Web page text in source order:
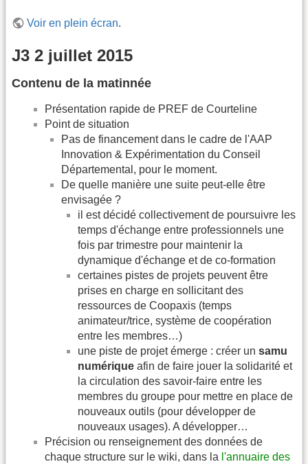
Voir en plein écran.
J3 2 juillet 2015
Contenu de la matinnée
Présentation rapide de PREF de Courteline
Point de situation
Pas de financement dans le cadre de l'AAP
Innovation & Expérimentation du Conseil
Départemental, pour le moment.
De quelle manière une suite peut-elle être
envisagée ?
il est décidé collectivement de poursuivre les
temps d'échange entre professionnels une
fois par trimestre pour maintenir la
dynamique d'échange et de co-formation
certaines pistes de projets peuvent être
prises en charge en sollicitant des
ressources de Coopaxis (temps
animateur/trice, système de coopération
entre les membres…)
une piste de projet émerge : créer un samu
numérique afin de faire jouer la solidarité et
la circulation des savoir-faire entre les
membres du groupe pour mettre en place de
nouveaux outils (pour développer de
nouveaux usages). A développer…
Précision ou renseignement des données de
chaque structure sur le wiki, dans la l'annuaire des